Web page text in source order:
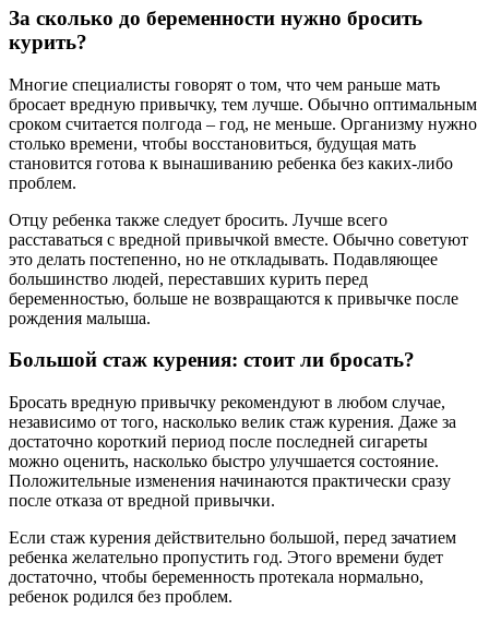
За сколько до беременности нужно бросить
курить?
Многие специалисты говорят о том, что чем раньше мать
бросает вредную привычку, тем лучше. Обычно оптимальным
сроком считается полгода – год, не меньше. Организму нужно
столько времени, чтобы восстановиться, будущая мать
становится готова к вынашиванию ребенка без каких-либо
проблем.
Отцу ребенка также следует бросить. Лучше всего
расставаться с вредной привычкой вместе. Обычно советуют
это делать постепенно, но не откладывать. Подавляющее
большинство людей, переставших курить перед
беременностью, больше не возвращаются к привычке после
рождения малыша.
Большой стаж курения: стоит ли бросать?
Бросать вредную привычку рекомендуют в любом случае,
независимо от того, насколько велик стаж курения. Даже за
достаточно короткий период после последней сигареты
можно оценить, насколько быстро улучшается состояние.
Положительные изменения начинаются практически сразу
после отказа от вредной привычки.
Если стаж курения действительно большой, перед зачатием
ребенка желательно пропустить год. Этого времени будет
достаточно, чтобы беременность протекала нормально,
ребенок родился без проблем.